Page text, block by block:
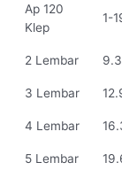
Ap 120
Klep
1-
2 Lembar
3 Lembar
4 Lembar
5 Lembar